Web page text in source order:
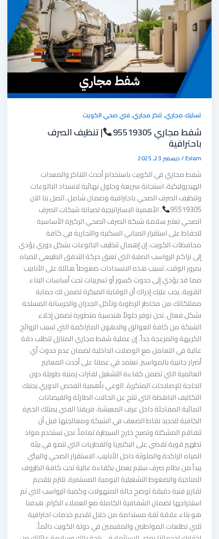
تسليك مجاري,تنكر مجاري,فني صحي الكويت
شفط مجاري 95519305 | تنظيف الصرف
باحترافية
Eslam
/ديسمبر 23, 2025
شفط مجاري في الكويت باستخدام أحدث التناكر والمعدات
الهيدروليكية، استجابة سريعة وحلول نهائية لانسداد البالوعات
وتنظيف الصرف الصحي باحترافية وضمان شامل. اتصل بنا الآن
95519305
. الأهمية الاستراتيجية لصيانة شبكات الصرف
الصحي تعتبر سلامة شبكة الصرف الصحي الركيزة الأساسية
للحفاظ على استقرار المباني السكنية والتجارية في كافة
محافظات الكويت. إن إهمال تنظيف البالوعات بشكل دوري يؤدي
إلى تراكم الرواسب الصلبة التي تعيق حركة التدفق الطبيعي للمياه
بمرور الوقت. تسبب هذه الانسدادات ضغوطاً هائلة على الأنابيب
مما قد يؤدي إلى حدوث كسور أو تسريبات تحت أساسات البناء
القوية. يجب عليك إدراك أن الوقاية المبكرة تضمن لك حماية
ممتلكاتك من مخاطر الرطوبة وتآكل الجدران والخرسانة المسلحة
بشكل فعال. نحن نوفر حلولاً هندسية متطورة تضمن إخلاء
الشبكة من كافة العوالق والدهون المتراكمة التي تسبب الروائح
الكريهة والمزعجة جداً. إن عملية شفط مجاري المنازل تتطلب دقة
عالية في التعامل مع الوصلات الداخلية لضمان عدم حدوث أي
أضرار جانبية بالمواسير. نعتمد في عملنا على أحدث المعايير
العالمية التي تضمن كفاءة التشغيل لفترات زمنية طويلة دون
الحاجة للإصلاحات المتكررة. الوعي بأهمية الفحص الدوري يجنبك
التكاليف الباهظة التي تنتج عن الحالات الطارئة والفيضانات
المائية المفاجئة داخل غرف المعيشة. فريقنا الفني يمتلك الخبرة
الكافية لتحديد نقاط الضعف في الشبكة ومعالجتها قبل أن
تتفاقم المشكلة وتصبح خارج السيطرة تماماً. نحن نستخدم مواد
تطهير قوية تقضي على البكتيريا والفطريات التي تنمو في بيئة
المياه الراكدة والملوثة داخل الأنابيب. الاستقرار الصحي والبيئي
يبدأ من نظام صرف سليم يعمل بكفاءة عالية تحت كافة الظروف
المناخية والضغوط التشغيلية اليومية المستمرة. نلتزم بتقديم
تقارير فنية دقيقة توضح حالة المنهولات وكمية الرواسب التي تم
استخراجها لضمان الشفافية الكاملة مع العملاء الكرام. هدفنا
هو بناء علاقة ثقة مستدامة من خلال تقديم خدمات احترافية
تلبي تطلعات المواطنين والمقيمين في دولة الكويت دائماً.